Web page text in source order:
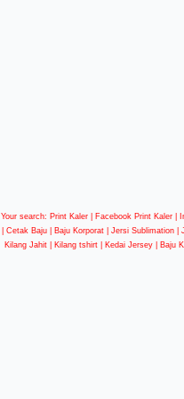
Your search: Print Kaler | Facebook Print Kaler |
| Cetak Baju | Baju Korporat | Jersi Sublimation
Kilang Jahit | Kilang tshirt | Kedai Jersey | Baju